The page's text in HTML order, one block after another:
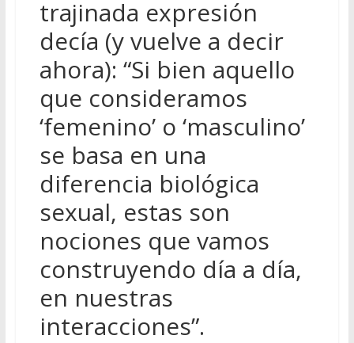
trajinada expresión
decía (y vuelve a decir
ahora): “Si bien aquello
que consideramos
‘femenino’ o ‘masculino’
se basa en una
diferencia biológica
sexual, estas son
nociones que vamos
construyendo día a día,
en nuestras
interacciones”.